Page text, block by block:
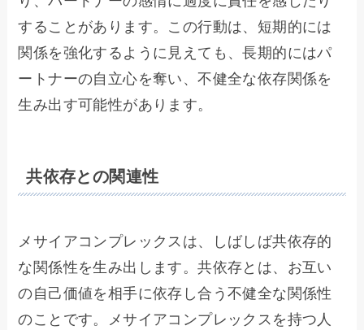
することがあります。この行動は、短期的には
関係を強化するように見えても、長期的にはパ
ートナーの自立心を奪い、不健全な依存関係を
生み出す可能性があります。
共依存との関連性
メサイアコンプレックスは、しばしば共依存的
な関係性を生み出します。共依存とは、お互い
の自己価値を相手に依存し合う不健全な関係性
のことです。メサイアコンプレックスを持つ人